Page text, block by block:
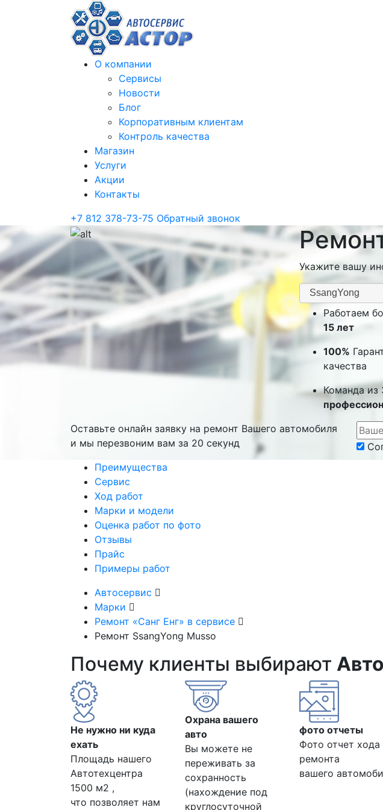
О компании
Сервисы
Новости
Блог
Корпоративным клиентам
Контроль качества
Магазин
Услуги
Акции
Контакты
+7 812 378-73-75 Обратный звонок
Укажите вашу
SsangYong
Работаем
15 лет
100%
качества
Команда из
Оставьте онлайн заявку на ремонт Вашего автомобиля
и мы перезвоним вам за 20 секунд
Преимущества
Сервис
Ход работ
Марки и модели
Оценка работ по фото
Отзывы
Прайс
Примеры работ
Автосервис
Марки
Ремонт «Санг Енг» в сервисе
Ремонт SsangYong Musso
Почему клиенты выбирают
Не нужно ни куда
ехать
Площадь нашего
Автотехцентра
1500 м2 ,
что позволяет нам
Охрана вашего
авто
Вы можете не
переживать за
сохранность
(нахождение под
круглосуточной
фото отчеты
Фото отчет хода
ремонта
вашего